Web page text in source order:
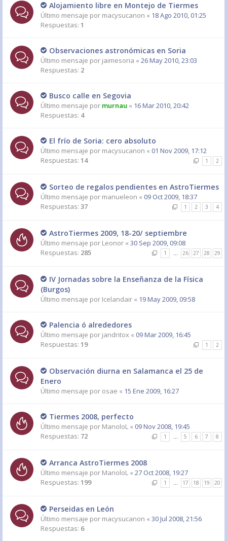
Alojamiento libre en Montejo de Tiermes
Último mensaje por macysucanon « 18 Ago 2010, 01:25
Respuestas: 1
Observaciones astronómicas en Soria
Último mensaje por jaimesoria « 26 May 2010, 23:03
Respuestas: 2
Busco calle en Segovia
Último mensaje por murnau « 16 Mar 2010, 20:42
Respuestas: 4
El frío de Soria: cero absoluto
Último mensaje por macysucanon « 01 Nov 2009, 17:12
Respuestas: 14 1 2
Sorteo de regalos pendientes en AstroTiermes
Último mensaje por manueleon « 09 Oct 2009, 18:37
Respuestas: 37 1 2 3 4
AstroTiermes 2009, 18-20/ septiembre
Último mensaje por Leonor « 30 Sep 2009, 09:08
Respuestas: 285 1 … 26 27 28 29
IV Jornadas sobre la Enseñanza de la Física
(Burgos)
Último mensaje por Icelandair « 19 May 2009, 09:58
Palencia ó alrededores
Último mensaje por jandritox « 09 Mar 2009, 16:45
Respuestas: 19 1 2
Observación diurna en Salamanca el 25 de
Enero
Último mensaje por osae « 15 Ene 2009, 16:27
Tiermes 2008, perfecto
Último mensaje por ManoloL « 09 Nov 2008, 19:45
Respuestas: 72 1 … 5 6 7 8
Arranca AstroTiermes 2008
Último mensaje por ManoloL « 27 Oct 2008, 19:27
Respuestas: 199 1 … 17 18 19 20
Perseidas en León
Último mensaje por macysucanon « 30 Jul 2008, 21:56
Respuestas: 6